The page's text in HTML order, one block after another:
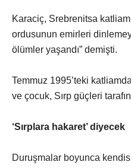
Karaciç, Srebrenitsa
ordusunun emirleri
ölümler yaşandı” demişti.
Temmuz 1995’teki
ve çocuk, Sırp güçleri
‘Sırplara hakaret’ diyecek
Duruşmalar boyunca